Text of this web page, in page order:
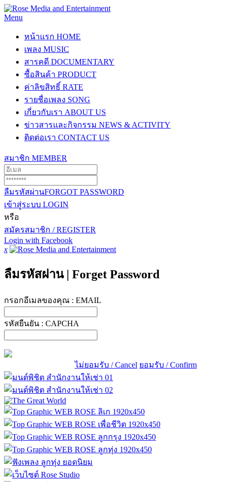
Menu
หน้าแรก HOME
เพลง MUSIC
สารคดี DOCUMENTARY
ซื้อสินค้า PRODUCT
ค่าลิขสิทธิ์ RATE
รายชื่อเพลง SONG
เกี่ยวกับเรา ABOUT US
ข่าวสารและกิจกรรม NEWS & ACTIVITY
ติดต่อเรา CONTACT US
สมาชิก MEMBER
ลืมรหัสผ่านFORGOT PASSWORD
เข้าสู่ระบบ LOGIN
หรือ
สมัครสมาชิก / REGISTER
Login with Facebook
x
ลืมรหัสผ่าน | Forget Password
กรอกอีเมลของคุณ : EMAIL
รหัสยืนยัน : CAPCHA
ไม่ยอมรับ / Cancel ยอมรับ / Confirm